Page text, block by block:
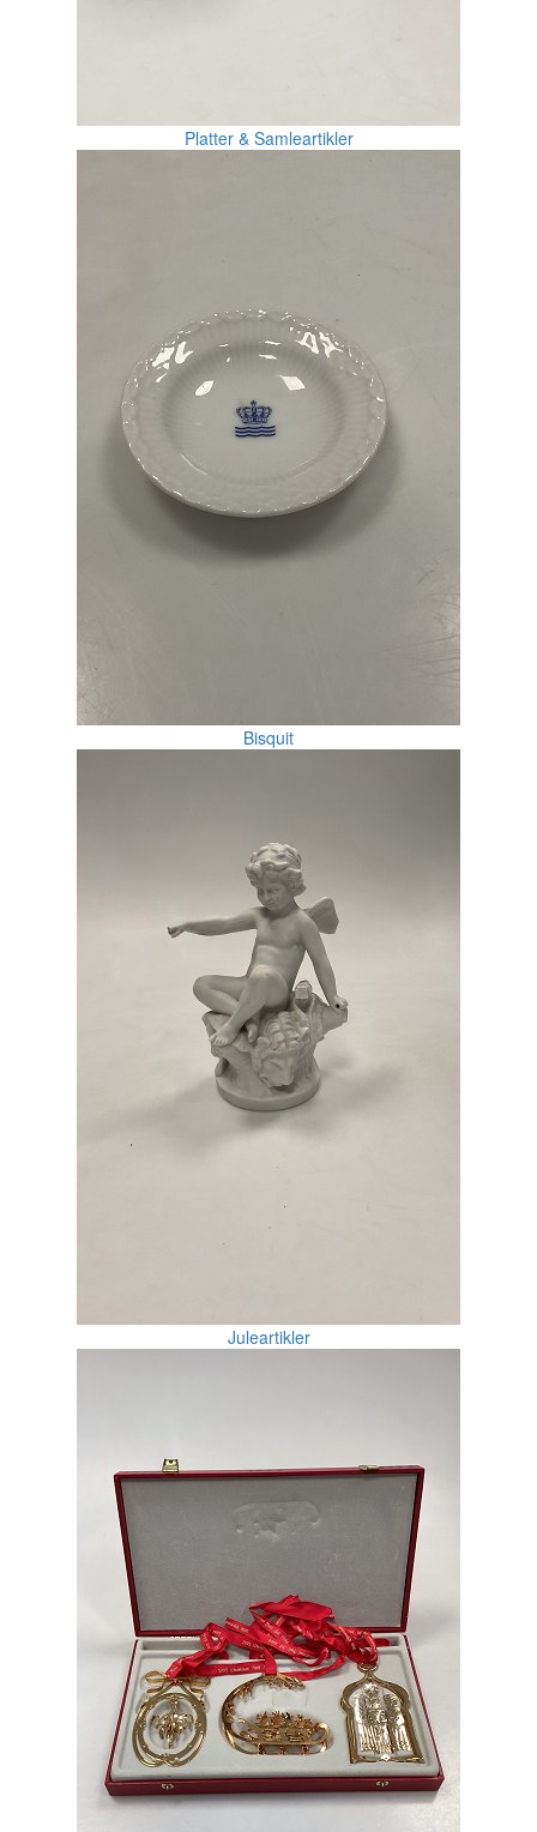
Platter & Samleartikler
Bisquit
Juleartikler